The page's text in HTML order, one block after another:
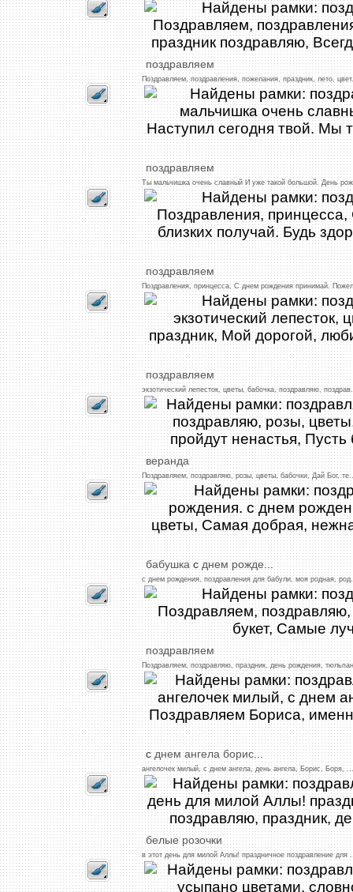
поздравляем
Поздравляем, поздравления, пожелания, праздник, лето, цвет
поздравляем
Ты мальчишка очень славныйИ уже такой большой. День рож
поздравляем
Поздравления, принцесса, С днем рождения принимай. Пожел
поздравляем
экзотический лепесток, цветы, бабочка, поздравляю, поздрав
веранда
Поздравляем, поздравляю, розы, цветы, бабочки, Дай Бог, те
бабушкасднем рожде...
с днем рождения, поздравления для бабули, моя родная, род
поздравляем
Поздравляем, поздравляю, праздник, день рождения,
сднем ангела борис...
ангелочек милый, с днем ангела, день ангела, Борис, Боря, ...
белые розочки
в этот день для милой Аллы! праздничное поздравление для